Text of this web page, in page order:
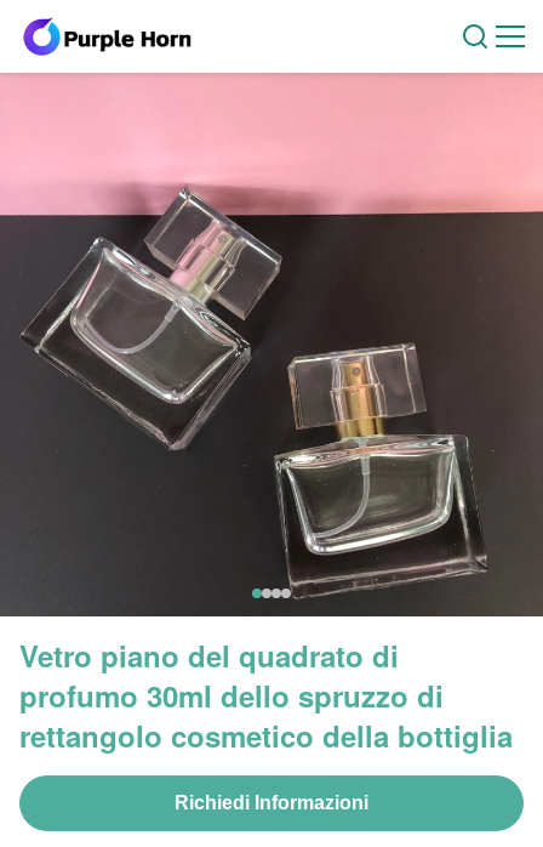
Vetro piano del quadrato di
profumo 30ml dello spruzzo di
rettangolo cosmetico della bottiglia
Richiedi Informazioni